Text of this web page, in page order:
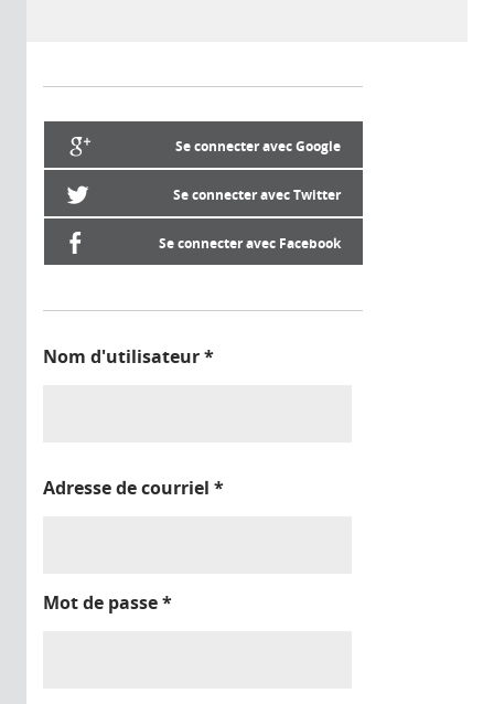
Se connecter avec Google
Se connecter avec Twitter
Se connecter avec Facebook
Nom d'utilisateur*
Adresse de courriel *
Mot de passe*